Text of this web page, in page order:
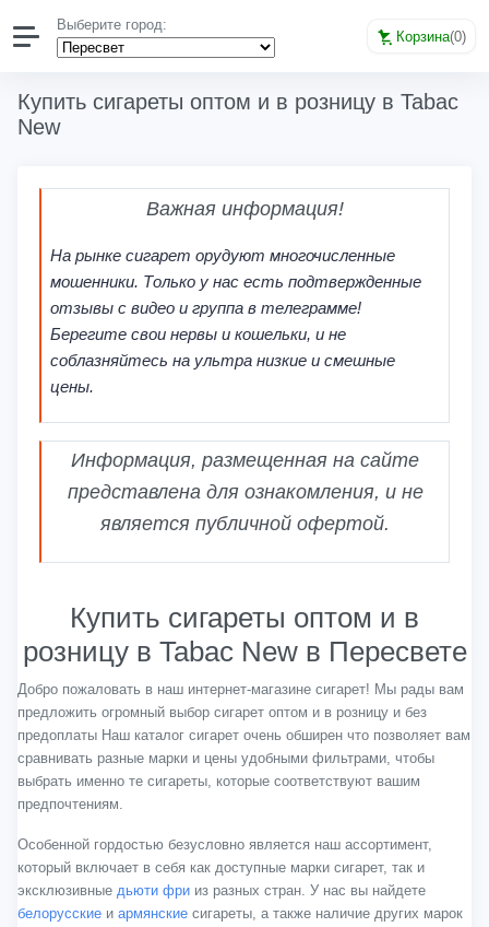
Выберите город:
Корзина(0)
Купить сигареты оптом и в розницу в Tabac
New
Важная информация!
На рынке сигарет орудуют многочисленные
мошенники. Только у нас есть подтвержденные
отзывы с видео и группа в телеграмме!
Берегите свои нервы и кошельки, и не
соблазняйтесь на ультра низкие и смешные
цены.
Информация, размещенная на сайте
представлена для ознакомления, и не
является публичной офертой.
Купить сигареты оптом и в
розницу в Tabac New в Пересвете
Добро пожаловать в наш интернет-магазине сигарет! Мы рады вам
предложить огромный выбор сигарет оптом и в розницу и без
предоплаты Наш каталог сигарет очень обширен что позволяет вам
сравнивать разные марки и цены удобными фильтрами, чтобы
выбрать именно те сигареты, которые соответствуют вашим
предпочтениям.
Особенной гордостью безусловно является наш ассортимент,
который включает в себя как доступные марки сигарет, так и
эксклюзивные дьюти фри из разных стран. У нас вы найдете
белорусские и армянские сигареты, а также наличие других марок